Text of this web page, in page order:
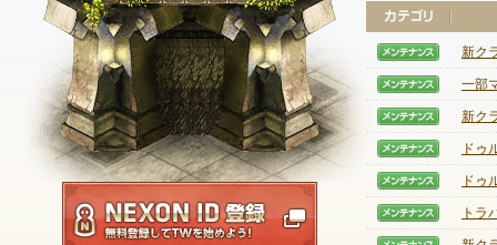
NEXON ID登録
【メ
新ク
【メ
一部
【メ
新ク
【メ
ドゥ
【メ
ドゥ
【メ
トラ